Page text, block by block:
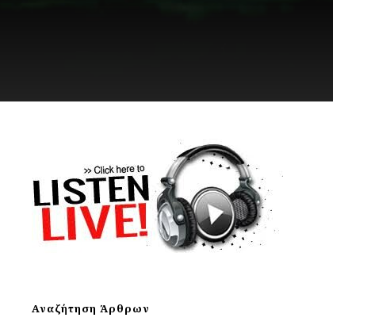
Αναζήτηση Άρθρων